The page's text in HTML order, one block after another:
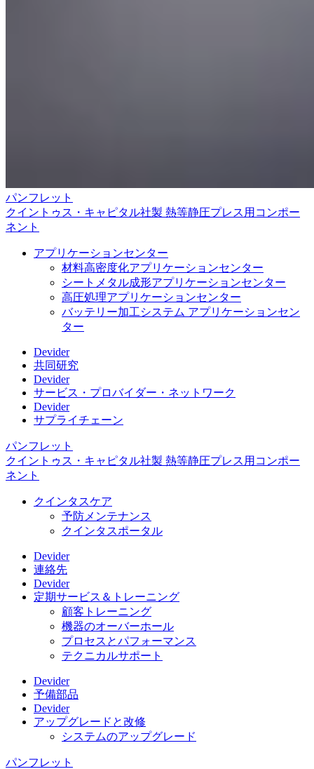
パンフレット
クイントゥス・キャピタル社製 熱等静圧プレス用コンポー
ネント
アプリケーションセンター
材料高密度化アプリケーションセンター
シートメタル成形アプリケーションセンター
高圧処理アプリケーションセンター
バッテリー加工システム アプリケーションセン
ター
Devider
共同研究
Devider
サービス・プロバイダー・ネットワーク
Devider
サプライチェーン
パンフレット
クイントゥス・キャピタル社製 熱等静圧プレス用コンポー
ネント
クインタスケア
予防メンテナンス
クインタスポータル
Devider
連絡先
Devider
定期サービス＆トレーニング
顧客トレーニング
機器のオーバーホール
プロセスとパフォーマンス
テクニカルサポート
Devider
予備部品
Devider
アップグレードと改修
システムのアップグレード
パンフレット